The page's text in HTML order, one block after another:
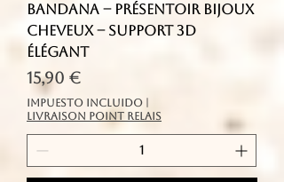
bandana – Présentoir bijoux
cheveux – Support 3D
élégant
Precio
15,90 €
Impuesto incluido
livraison point relais